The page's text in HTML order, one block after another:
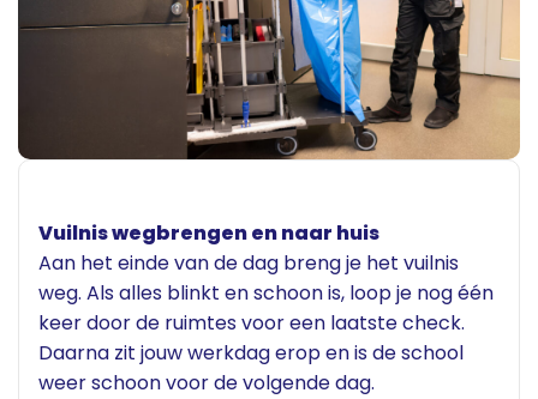
Vuilnis wegbrengen en naar huis
Aan het einde van de dag breng je het vuilnis
weg. Als alles blinkt en schoon is, loop je nog één
keer door de ruimtes voor een laatste check.
Daarna zit jouw werkdag erop en is de school
weer schoon voor de volgende dag.